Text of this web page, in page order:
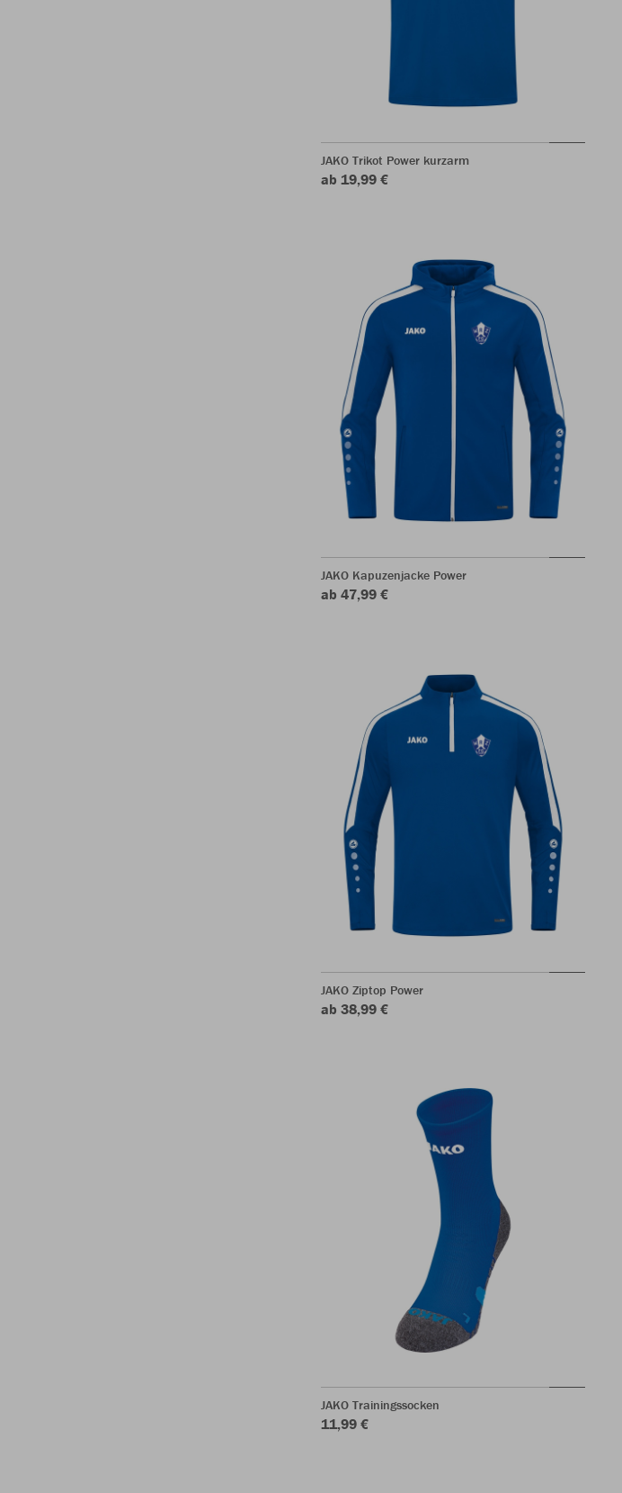
JAKO Trikot Power kurzarm
ab 19,99 €
JAKO Kapuzenjacke Power
ab 47,99 €
JAKO Ziptop Power
ab 38,99 €
JAKO Trainingssocken
11,99 €